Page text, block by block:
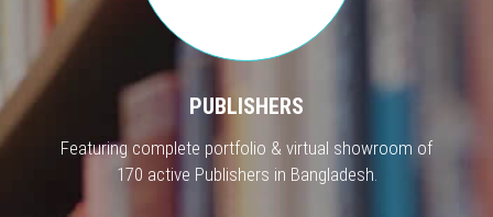
PUBLISHERS
Featuring complete portfolio & virtual showroom of
170 active Publishers in Bangladesh.